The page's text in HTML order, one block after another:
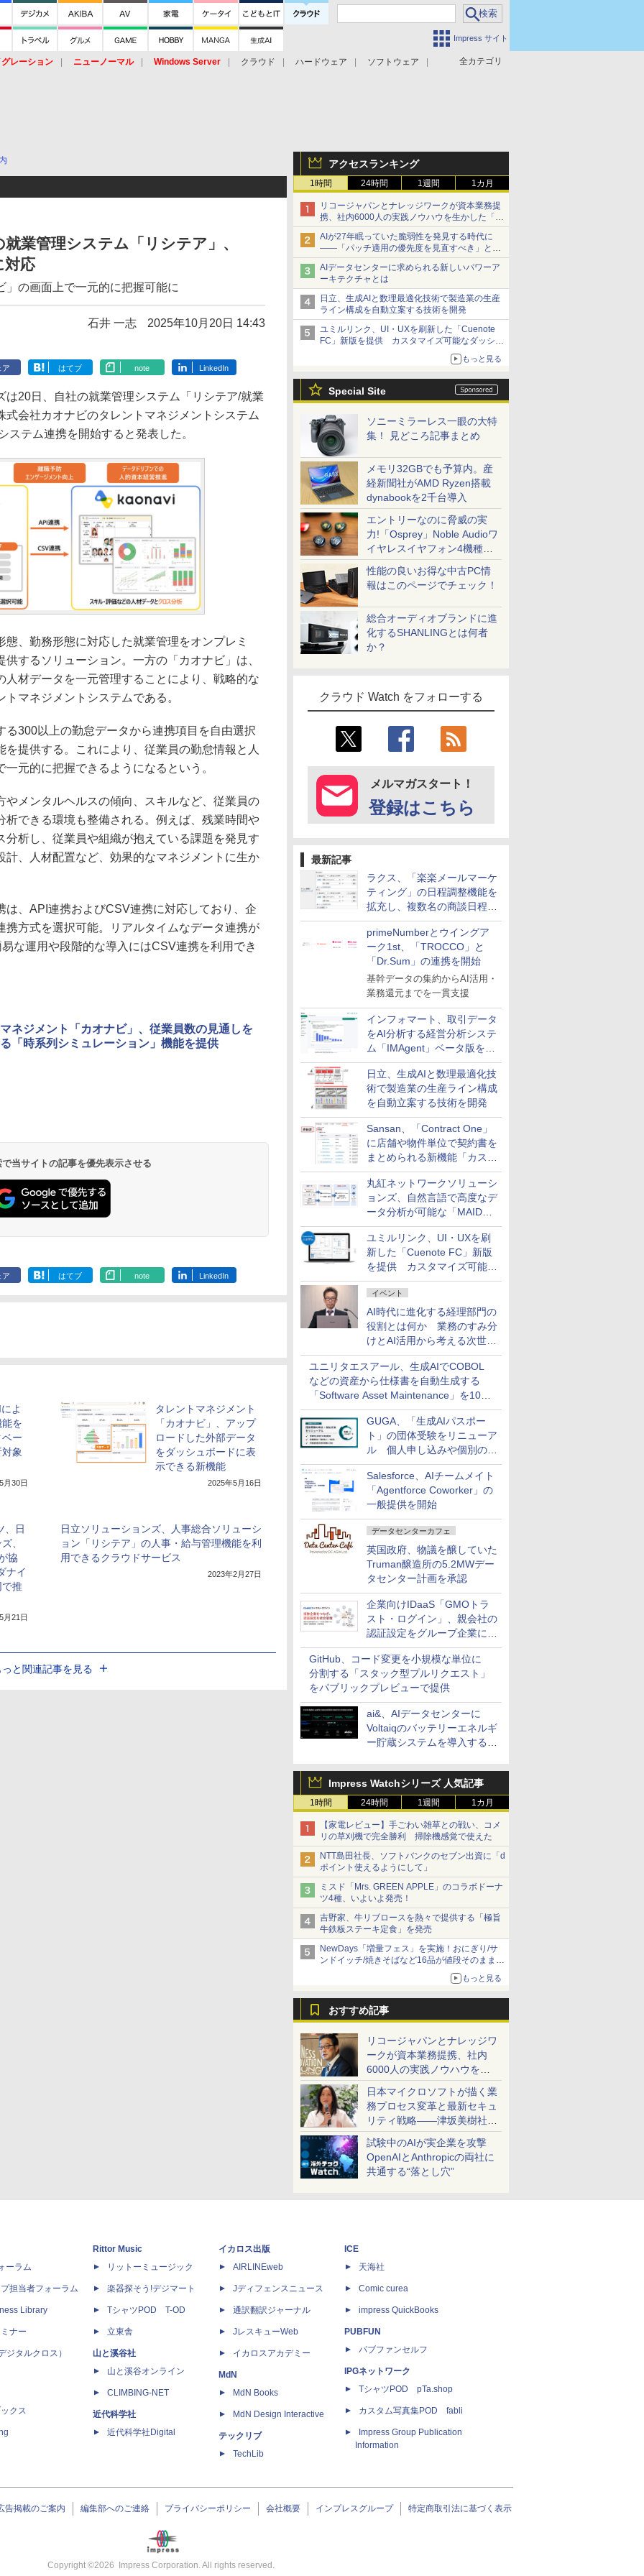
Impress サイト
全カテゴリ
レーション ニューノーマル Windows Server クラウド ハードウェア
ソフトウェア
アクセスランキング
1時間 24時間 1週間 1カ月
リコージャパンとナレッジワークが資本業務提
携、社内6000人の実践ノウハウを生かした「AI
商談記録 for RICOH」を展開へ
AIが27年眠っていた脆弱性を発見する時代に
――「パッチ適用の優先度を見直すべき」とセ
キュリティ専門家
AIデータセンターに求められる新しいパワーア
ーキテクチャとは
日立、生成AIと数理最適化技術で製造業の生産
ライン構成を自動立案する技術を開発
ユミルリンク、UI・UXを刷新した「Cuenote
FC」新版を提供 カスタマイズ可能なダッシュ
もっと見る
Special Site
ソニーミラーレス一眼の大特
集！ 見どころ記事まとめ
メモリ32GBでも予算内。産
経新聞社がAMD Ryzen搭載
dynabookを2千台導入
エントリーなのに脅威の実
力!「Osprey」Noble Audioワ
イヤレスイヤフォン4機種を
一気に聴く
性能の良いお得な中古PC情
報はこのページでチェック！
総合オーディオブランドに進
化するSHANLINGとは何者
か？
クラウド Watch をフォローする
メルマガスタート！
登録はこちら
最新記事
ラクス、「楽楽メールマーケ
ティング」の日程調整機能を
拡充し、複数名の商談日程調
整を効率化
primeNumberとウイングア
ーク1st、「TROCCO」と
「Dr.Sum」の連携を開始
基幹データの集約からAI活用・
業務還元までを一貫支援
インフォマート、取引データ
をAI分析する経営分析システ
ム「IMAgent」ベータ版を提
供
日立、生成AIと数理最適化技
術で製造業の生産ライン構成
を自動立案する技術を開発
Sansan、「Contract One」
に店舗や物件単位で契約書を
まとめられる新機能「カスタ
ム契約ツリー」を追加
丸紅ネットワークソリューシ
ョンズ、自然言語で高度なデ
ータ分析が可能な「MAIDOA
AI ASSIST」を9月より提供
ユミルリンク、UI・UXを刷
新した「Cuenote FC」新版
を提供 カスタマイズ可能な
ダッシュボード画面を搭載
イベント
AI時代に進化する経理部門の
役割とは何か 業務のすみ分
けとAI活用から考える次世代
ファイナンス戦略
ユニリタエスアール、生成AIでCOBOL
などの資産から仕様書を自動生成する
「Software Asset Maintenance」を10月
に発売
GUGA、「生成AIパスポー
ト」の団体受験をリニューア
ル 個人申し込みや個別の支
払いなどに対応
Salesforce、AIチームメイト
「Agentforce Coworker」の
一般提供を開始
データセンターカフェ
英国政府、物議を醸していた
Truman醸造所の5.2MWデー
タセンター計画を承認
企業向けIDaaS「GMOトラ
スト・ログイン」、親会社の
認証設定をグループ企業に展
開できる新機能を提供
GitHub、コード変更を小規模な単位に
分割する「スタック型プルリクエスト」
をパブリックプレビューで提供
ai&、AIデータセンターに
Voltaiqのバッテリーエネルギ
ー貯蔵システムを導入する計
Impress Watchシリーズ 人気記事
1時間 24時間 1週間 1カ月
【家電レビュー】手ごわい雑草との戦い、コメ
リの草刈機で完全勝利 掃除機感覚で使えた
NTT島田社長、ソフトバンクのセブン出資に「d
ポイント使えるようにして」
ミスド「Mrs. GREEN APPLE」のコラボドーナ
ツ4種、いよいよ発売！
吉野家、牛リブロースを熱々で提供する「極旨
牛鉄板ステーキ定食」を発売
NewDays「増量フェス」を実施！おにぎり/サ
ンドイッチ/焼きそばなど16品が値段そのままで
もっと見る
おすすめ記事
リコージャパンとナレッジワ
ークが資本業務提携、社内
6000人の実践ノウハウを生
かした「AI商談記録 for
RICOH」を展開へ
日本マイクロソフトが描く業
務プロセス変革と最新セキュ
リティ戦略――津坂美樹社長
が2027年度戦略を説明
試験中のAIが実企業を攻撃
OpenAIとAnthropicの両社に
共通する“落とし穴”
業管理システム「リシテア」、
対応
の画面上で一元的に把握可能に
石井 一志 2025年10月20日 14:43
ア はてブ note LinkedIn
20日、自社の就業管理システム「リシテア/就業
会社カオナビのタレントマネジメントシステム
ステム連携を開始すると発表した。
、勤務形態に対応した就業管理をオンプレミ
するソリューション。一方の「カオナビ」は、
人材データを一元管理することにより、戦略的な
マネジメントシステムである。
300以上の勤怠データから連携項目を自由選択
提供する。これにより、従業員の勤怠情報と人
元的に把握できるようになるという。
メンタルヘルスの傾向、スキルなど、従業員の
析できる環境も整備される。例えば、残業時間や
分析し、従業員や組織が抱えている課題を発見す
計、人材配置など、効果的なマネジメントに生か
、API連携およびCSV連携に対応しており、企
携方式を選択可能。リアルタイムなデータ連携が
な運用や段階的な導入にはCSV連携を利用でき
ネジメント「カオナビ」、従業員数の見通しを
「時系列シミュレーション」機能を提供
当サイトの記事を優先表示させる
ア はてブ note LinkedIn
よ
を
ー
象
月30日
タレントマネジメント
「カオナビ」、アップ
ロードした外部データ
をダッシュボードに表
示できる新機能
2025年5月16日
、日
、
協
ナイ
推
月21日
日立ソリューションズ、人事総合ソリューシ
ョン「リシテア」の人事・給与管理機能を利
用できるクラウドサービス
2023年2月27日
と関連記事を見る
ーラム
担当者フォーラム
Library
ナー
ジタルクロス）
クス
Rittor Music
リットーミュージック
楽器探そう!デジマート
TシャツPOD T-OD
立東舎
山と溪谷社
山と溪谷オンライン
CLIMBING-NET
近代科学社
近代科学社Digital
イカロス出版
AIRLINEweb
Jディフェンスニュース
通訳翻訳ジャーナル
JレスキューWeb
イカロスアカデミー
MdN
MdN Books
MdN Design Interactive
テックリブ
TechLib
ICE
天海社
Comic curea
impress QuickBooks
PUBFUN
パブファンセルフ
IPGネットワーク
TシャツPOD pTa.shop
カスタム写真集POD fabli
Impress Group Publication
Information
告掲載のご案内 編集部へのご連絡 プライバシーポリシー 会社概要 インプレスグループ 特定商取引法に基づく表示
Copyright ©2026 Impress Corporation. All rights reserved.